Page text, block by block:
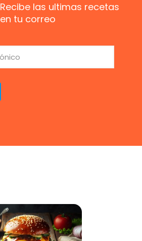
Recibe las ultimas recetas
en tu correo